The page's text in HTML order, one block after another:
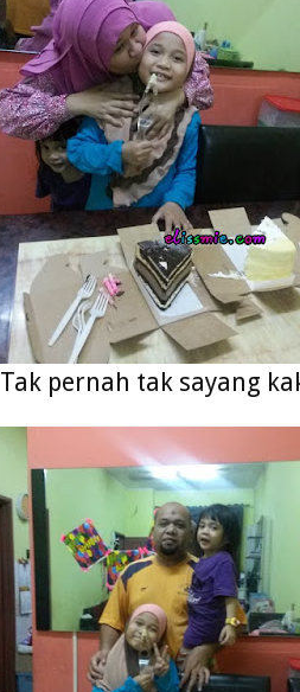
Tak pernah tak sayang